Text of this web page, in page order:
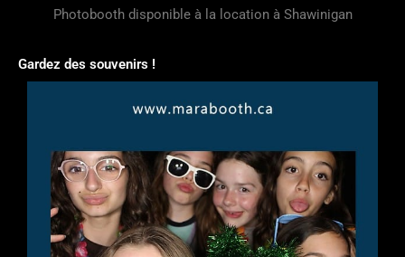
Photobooth disponible à la location à Shawinigan
Gardez des souvenirs !